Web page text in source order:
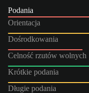
Podania
Orientacja
Dośrodkowania
Celność rzutów wolnych
Krótkie podania
Długie podania